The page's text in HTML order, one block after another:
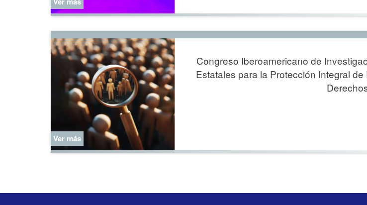
Congreso Iberoamericano de
Estatales para la Protección Integral
Ver más